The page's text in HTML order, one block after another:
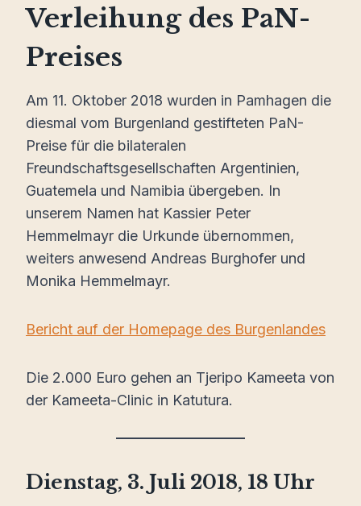
Verleihung des PaN-
Preises
Am 11. Oktober 2018 wurden in Pamhagen die
diesmal vom Burgenland gestifteten PaN-
Preise für die bilateralen
Freundschaftsgesellschaften Argentinien,
Guatemela und Namibia übergeben. In
unserem Namen hat Kassier Peter
Hemmelmayr die Urkunde übernommen,
weiters anwesend Andreas Burghofer und
Monika Hemmelmayr.
Bericht auf der Homepage des Burgenlandes
Die 2.000 Euro gehen an Tjeripo Kameeta von
der Kameeta-Clinic in Katutura.
Dienstag, 3. Juli 2018, 18 Uhr